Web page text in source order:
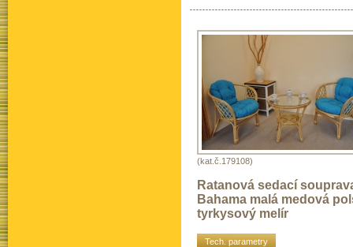
(kat.č.179108)
Ratanová sedací
Bahama malá medová
tyrkysový melír
Tech. parametry